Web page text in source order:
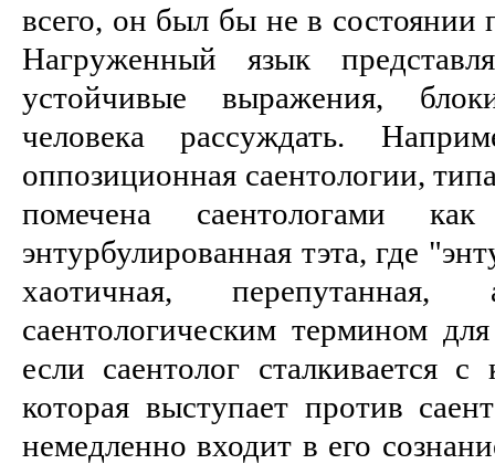
всего, он был бы не в состоянии
Нагруженный язык
устойчивые выражения,
человека рассуждать.
оппозиционная саентологии,
помечена саентологами
энтурбулированная тэта, где
хаотичная,
саентологическим термином
если саентолог сталкивается
которая выступает против
немедленно входит в его